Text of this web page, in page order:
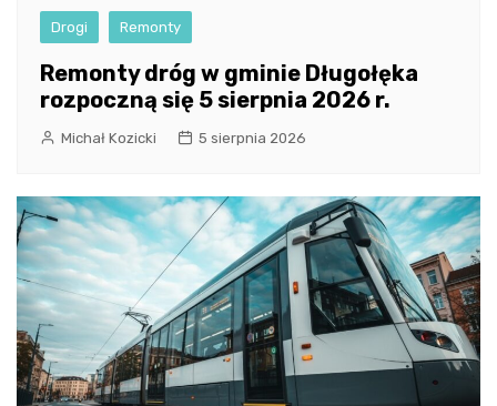
Drogi Remonty
Remonty dróg w gminie Długołęka
rozpoczną się 5 sierpnia 2026 r.
Michał Kozicki 5 sierpnia 2026